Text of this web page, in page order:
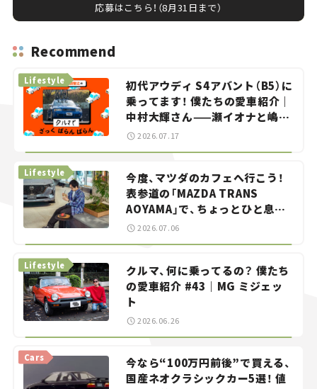
応募はこちら！（8月31日まで）
Recommend
初代アウディ S4アバント（B5）に
乗ってます！ 僕たちの愛車紹介｜
中村大輝さん——瀬イオナと嶋田
智之の「クルマでざっくばらんば
Lifestyle
2026.07.17
今度、マツダのカフェへ行こう！
表参道の「MAZDA TRANS
AOYAMA」で、ちょっとひと息。
——連載｜CCGとクルマでどうす
る？＜第13回＞
Lifestyle
2026.07.06
クルマ、何に乗ってるの？ 僕たち
の愛車紹介 #43｜MG ミジェッ
ト
Lifestyle
2026.06.26
今なら“100万円前後”で買える、
国産ネオクラシックカー5選！ 値
Cars